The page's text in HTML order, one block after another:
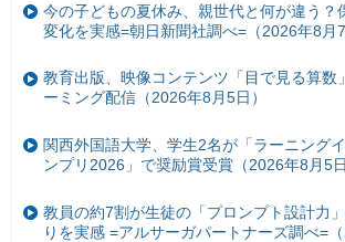
今の子どもの夏休み、親世代と何が違う？
変化を実感=朝日新聞社調べ=（2026年8月7
教育出版、映像コンテンツ「目で見る算数
ーミング配信（2026年8月5日）
関西外国語大学、学生2名が「ラーニング
ンプリ2026」で奨励賞受賞（2026年8月5日
教員の約7割が生徒の「プロンプト設計力
りを実感 =アルサーガパートナーズ調べ=（